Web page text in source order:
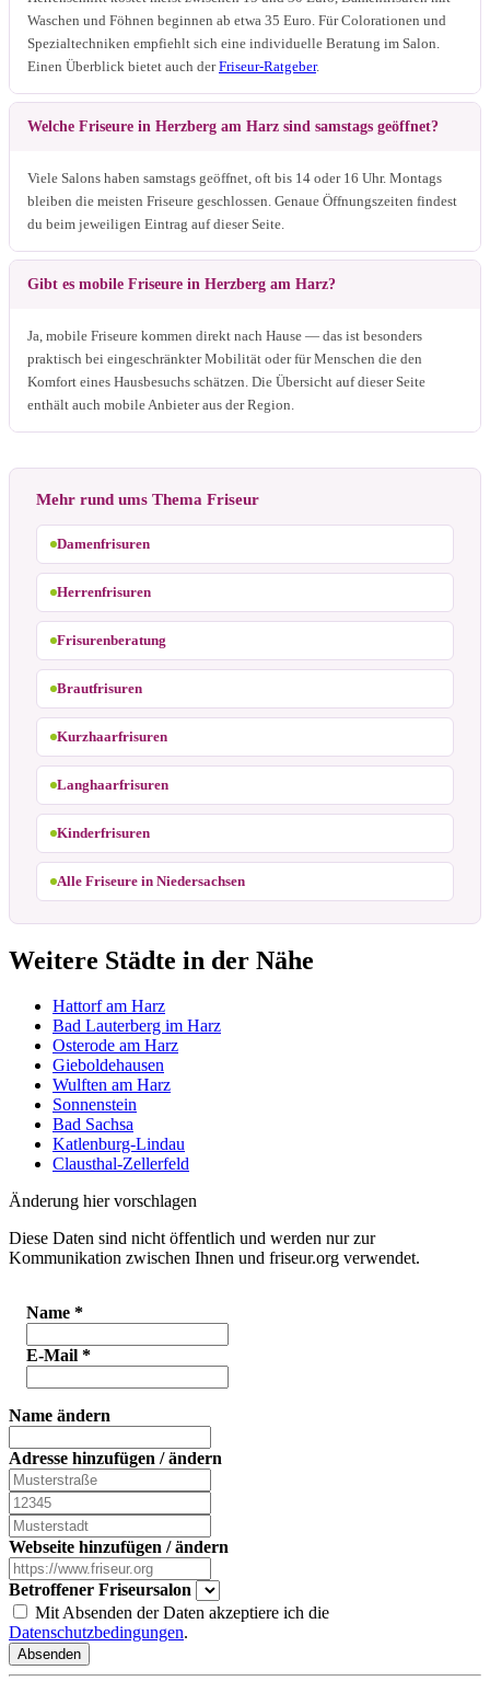
Waschen und Föhnen beginnen ab etwa 35 Euro. Für Colorationen und
Spezialtechniken empfiehlt sich eine individuelle Beratung im Salon.
Einen Überblick bietet auch derFriseur-Ratgeber.
Welche Friseure in Herzberg am Harz sind samstags geöffnet?
Viele Salons haben samstags geöffnet, oft bis 14 oder 16 Uhr. Montags
bleiben die meisten Friseure geschlossen. Genaue Öffnungszeiten findest
du beim jeweiligen Eintrag auf dieser Seite.
Gibt es mobile Friseure in Herzberg am Harz?
Ja, mobile Friseure kommen direkt nach Hause — das ist besonders
praktisch bei eingeschränkter Mobilität oder für Menschen die den
Komfort eines Hausbesuchs schätzen. Die Übersicht auf dieser Seite
enthält auch mobile Anbieter aus der Region.
Mehr rund ums Thema Friseur
Damenfrisuren
Herrenfrisuren
Frisurenberatung
Brautfrisuren
Kurzhaarfrisuren
Langhaarfrisuren
Kinderfrisuren
Alle Friseure in Niedersachsen
Weitere Städte in der Nähe
Hattorf am Harz
Bad Lauterberg im Harz
Osterode am Harz
Gieboldehausen
Wulften am Harz
Sonnenstein
Bad Sachsa
Katlenburg-Lindau
Clausthal-Zellerfeld
Änderung hier vorschlagen
Diese Daten sind nicht öffentlich und werden nur zur
Kommunikation zwischen Ihnen und friseur.org verwendet.
Name *
E-Mail *
Name ändern
Adresse hinzufügen / ändern
Webseite hinzufügen / ändern
Betroffener Friseursalon
Mit Absenden der Daten akzeptiere ich die
Datenschutzbedingungen.
Absenden